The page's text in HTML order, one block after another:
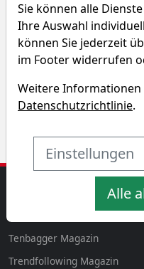
Entdecken Sie auf
Everspin Technolgies
Zeiträume hinweg.
Tenbagger Magazin
Trendfollowing Magazin
Sie können alle
Ihre Auswahl
können Sie jederzeit
im Footer widerrufen
Weitere
Datenschutzrichtlinie.
Einstellungen
Alle